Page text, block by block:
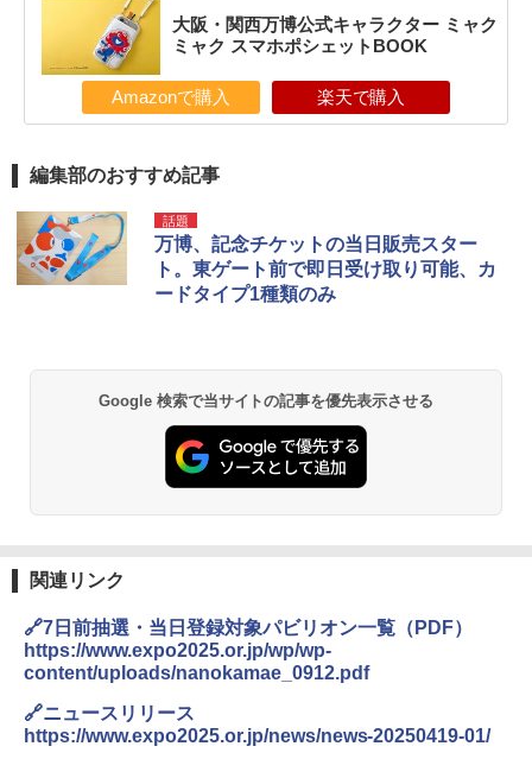
大阪・関西万博公式キャラクター ミャク
ミャク スマホポシェットBOOK
Amazonで購入 楽天で購入
編集部のおすすめ記事
話題
万博、記念チケットの当日販売スター
ト。東ゲート前で即日受け取り可能、カ
ードタイプ1種類のみ
Google 検索で当サイトの記事を優先表示させる
関連リンク
🔗7日前抽選・当日登録対象パビリオン一覧（PDF）
https://www.expo2025.or.jp/wp/wp-
content/uploads/nanokamae_0912.pdf
🔗ニュースリリース
https://www.expo2025.or.jp/news/news-20250419-01/